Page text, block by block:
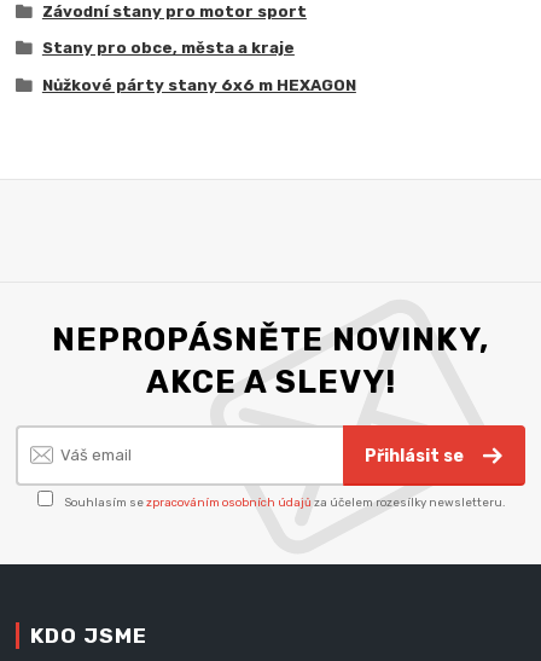
Závodní stany pro motor sport
Stany pro obce, města a kraje
Nůžkové párty stany 6x6 m HEXAGON
NEPROPÁSNĚTE NOVINKY,
AKCE A SLEVY!
Přihlásit se
Souhlasím sezpracováním osobních údajů za účelem rozesílky newsletteru.
KDO JSME